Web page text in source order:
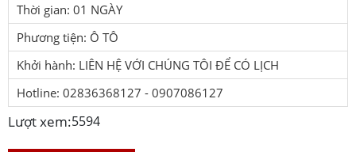
Thời gian: 01 NGÀY
Phương tiện: Ô TÔ
Khởi hành: LIÊN HỆ VỚI CHÚNG TÔI ĐỂ CÓ LỊCH
Hotline: 02836368127 - 0907086127
Lượt xem:5594